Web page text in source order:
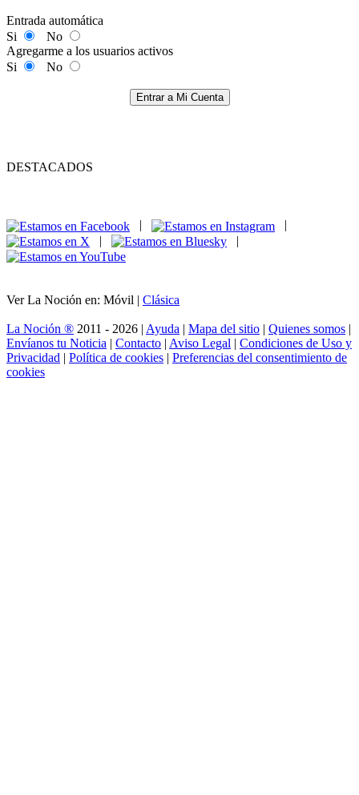
Entrada automática
Si
No
Agregarme a los usuarios activos
Si
No
Entrar a Mi Cuenta
DESTACADOS
|
|
Ver La Noción en: Móvil | Clásica
La Noción ® 2011 - 2026 | Ayuda | Mapa del sitio | Quienes somos |
Envíanos tu Noticia | Contacto | Aviso Legal | Condiciones de Uso y
Privacidad | Política de cookies | Preferencias del consentimiento de
cookies